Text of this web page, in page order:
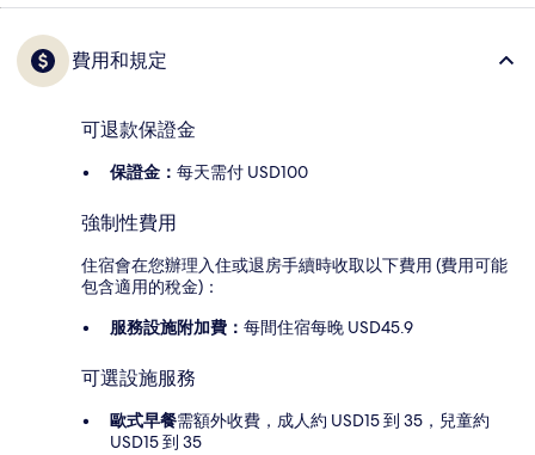
費用和規定
可退款保證金
保證金： 每天需付 USD100
強制性費用
住宿會在您辦理入住或退房手續時收取以下費用 (費用可能
包含適用的稅金)：
服務設施附加費： 每間住宿每晚 USD45.9
可選設施服務
歐式早餐需額外收費，成人約 USD15 到 35，兒童約
USD15 到 35